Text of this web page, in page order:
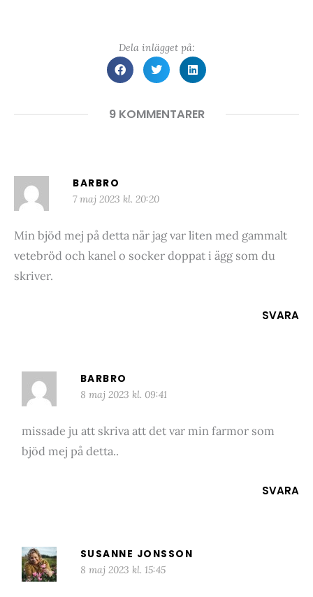
Dela inlägget på:
9 KOMMENTARER
BARBRO
7 maj 2023 kl. 20:20
Min bjöd mej på detta när jag var liten med gammalt
vetebröd och kanel o socker doppat i ägg som du
skriver.
SVARA
BARBRO
8 maj 2023 kl. 09:41
missade ju att skriva att det var min farmor som
bjöd mej på detta..
SVARA
SUSANNE JONSSON
8 maj 2023 kl. 15:45